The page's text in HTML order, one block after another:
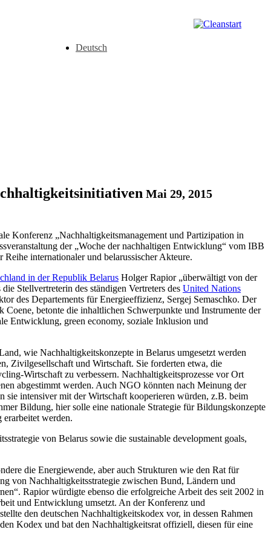
Deutsch
Mai 29, 2015
Konferenz „Nachhaltigkeitsmanagement und Partizipation in
der „Woche der nachhaltigen Entwicklung“ vom IBB
internationaler und belarussischer Akteure.
in der Republik Belarus Holger Rapior „überwältigt von der
Stellvertreterin des ständigen Vertreters des United Nations
des Departements für Energieeffizienz, Sergej Semaschko. Der
Coene, betonte die inhaltlichen Schwerpunkte und Instrumente der
Entwicklung, green economy, soziale Inklusion und
wie Nachhaltigkeitskonzepte in Belarus umgesetzt werden
Zivilgesellschaft und Wirtschaft. Sie forderten etwa, die
Wirtschaft zu verbessern. Nachhaltigkeitsprozesse vor Ort
abgestimmt werden. Auch NGO könnten nach Meinung der
sie intensiver mit der Wirtschaft kooperieren würden, z.B. beim
Bildung, hier solle eine nationale Strategie für Bildungskonzepte
werden.
von Belarus sowie die sustainable development goals,
die Energiewende, aber auch Strukturen wie den Rat für
von Nachhaltigkeitsstrategie zwischen Bund, Ländern und
Rapior würdigte ebenso die erfolgreiche Arbeit des seit 2002 in
und Entwicklung umsetzt. An der Konferenz und
den deutschen Nachhaltigkeitskodex vor, in dessen Rahmen
Kodex und bat den Nachhaltigkeitsrat offiziell, diesen für eine